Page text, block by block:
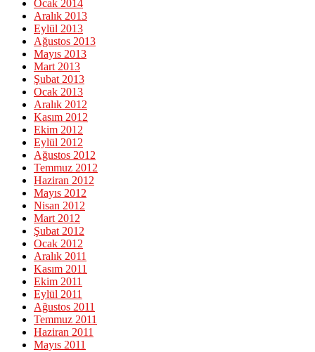
Ocak 2014
Aralık 2013
Eylül 2013
Ağustos 2013
Mayıs 2013
Mart 2013
Şubat 2013
Ocak 2013
Aralık 2012
Kasım 2012
Ekim 2012
Eylül 2012
Ağustos 2012
Temmuz 2012
Haziran 2012
Mayıs 2012
Nisan 2012
Mart 2012
Şubat 2012
Ocak 2012
Aralık 2011
Kasım 2011
Ekim 2011
Eylül 2011
Ağustos 2011
Temmuz 2011
Haziran 2011
Mayıs 2011